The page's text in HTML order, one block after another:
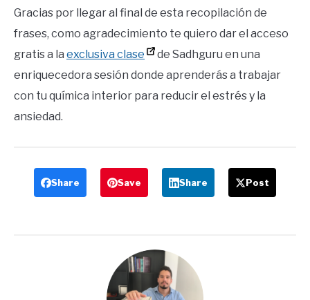
Gracias por llegar al final de esta recopilación de
frases, como agradecimiento te quiero dar el acceso
gratis a la exclusiva clase
de Sadhguru en una
enriquecedora sesión donde aprenderás a trabajar
con tu química interior para reducir el estrés y la
ansiedad.
Share Save Share Post